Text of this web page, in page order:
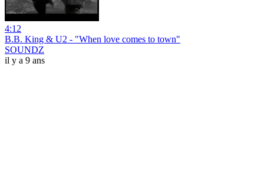
4:12
B.B. King & U2 - "When love comes to town"
SOUNDZ
il y a 9 ans